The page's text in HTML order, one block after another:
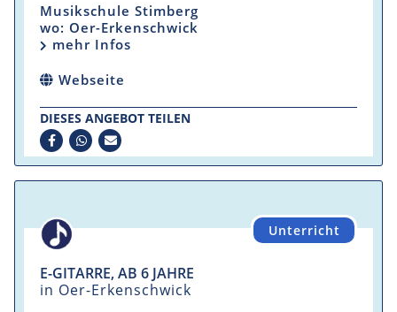
Musikschule Stimberg
wo: Oer-Erkenschwick
mehr Infos
Webseite
DIESES ANGEBOT TEILEN
Unterricht
E-GITARRE, AB 6 JAHRE
in Oer-Erkenschwick